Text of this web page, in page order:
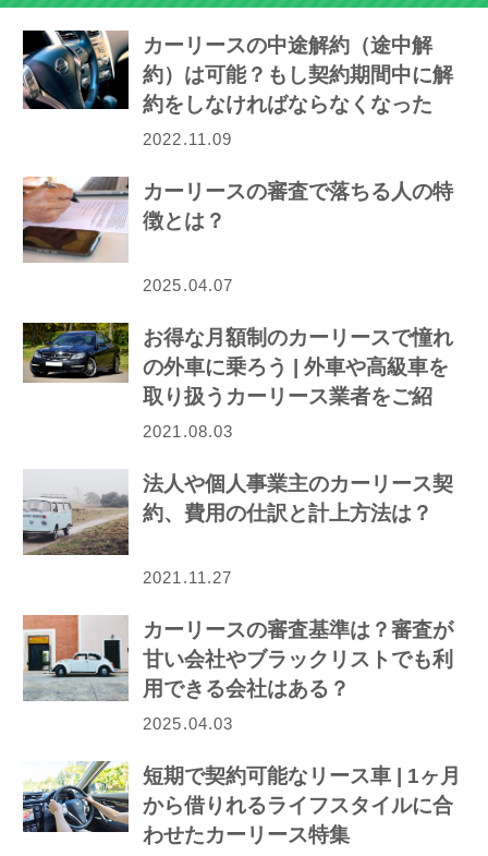
カーリースの中途解約（途中解
約）は可能？もし契約期間中に解
約をしなければならなくなった
ら…
2022.11.09
カーリースの審査で落ちる人の特
徴とは？
2025.04.07
お得な月額制のカーリースで憧れ
の外車に乗ろう | 外車や高級車を
取り扱うカーリース業者をご紹
介！
2021.08.03
法人や個人事業主のカーリース契
約、費用の仕訳と計上方法は？
2021.11.27
カーリースの審査基準は？審査が
甘い会社やブラックリストでも利
用できる会社はある？
2025.04.03
短期で契約可能なリース車 | 1ヶ月
から借りれるライフスタイルに合
わせたカーリース特集